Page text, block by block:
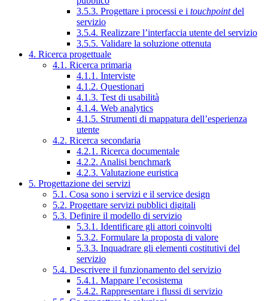
3.5.3. Progettare i processi e i touchpointdel
servizio
3.5.4. Realizzare l’interfaccia utente del servizio
3.5.5. Validare la soluzione ottenuta
4. Ricerca progettuale
4.1. Ricerca primaria
4.1.1. Interviste
4.1.2. Questionari
4.1.3. Test di usabilità
4.1.4. Web analytics
4.1.5. Strumenti di mappatura dell’esperienza
utente
4.2. Ricerca secondaria
4.2.1. Ricerca documentale
4.2.2. Analisi benchmark
4.2.3. Valutazione euristica
5. Progettazione dei servizi
5.1. Cosa sono i servizi e il service design
5.2. Progettare servizi pubblici digitali
5.3. Definire il modello di servizio
5.3.1. Identificare gli attori coinvolti
5.3.2. Formulare la proposta di valore
5.3.3. Inquadrare gli elementi costitutivi del
servizio
5.4. Descrivere il funzionamento del servizio
5.4.1. Mappare l’ecosistema
5.4.2. Rappresentare i flussi di servizio